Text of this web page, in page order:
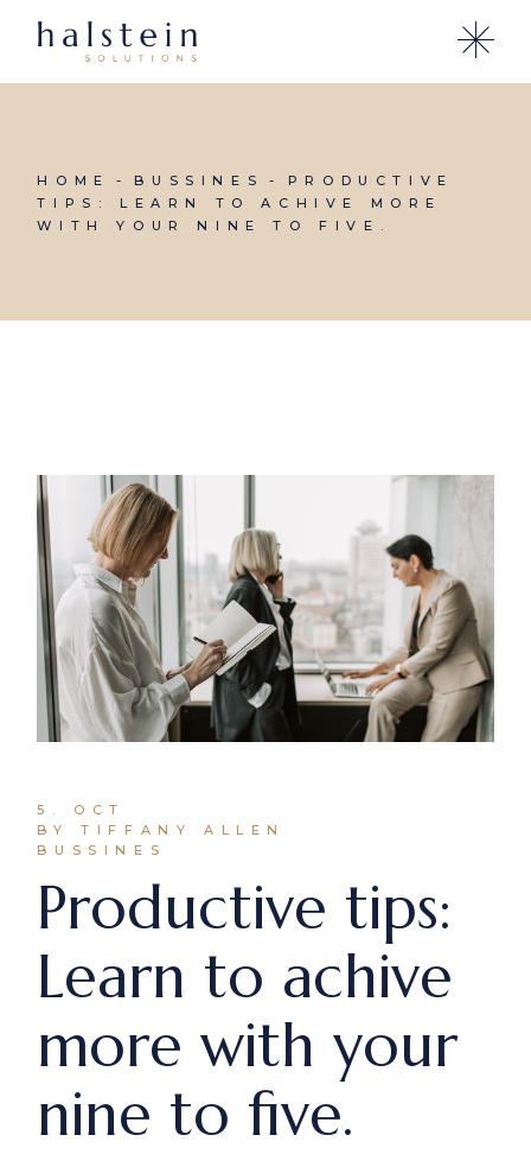
HOME BUSSINES
PRODUCTIVE
TIPS: LEARN TO ACHIVE MORE
WITH YOUR NINE TO FIVE.
5. OCT
BY TIFFANY ALLEN
BUSSINES
Productive tips:
Learn to achive
more with your
nine to five.